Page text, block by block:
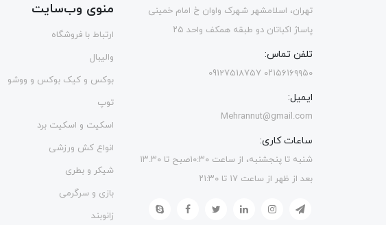
تهران، اسلامشهر شهرک واوان خ امام خمینی
پاساژ اکباتان دو طبقه همکف واحد ۲۵
تلفن تماس:
۰۲۱۵۶۱۶۹۹۵۰ 09127518757
ایمیل:
Mehrannut@gmail.com
ساعات کاری:
شنبه تا پنجشنبه، از ساعت ۱۰:۳۰صبح تا ۱۳.۳۰
بعد از ظهر از ساعت ۱۷ تا ۲۱:۳۰
منوی وب‌سایت
ارتباط با فروشگاه
والیبال
بوکس و کیک بوکس و ووشو
توپ
اسکیت و اسکیت برد
انواع کش ورزشی
شیکر و بطری
بازی و سرگرمی
زانوبند